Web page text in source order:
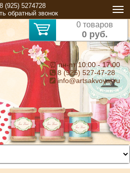
(925) 5274728
обратный звонок
0 товаров
0 руб.
⏰ пн-пт 10:00 - 17:00
8 (925) 527-47-28
info@artsakvoyaj.ru